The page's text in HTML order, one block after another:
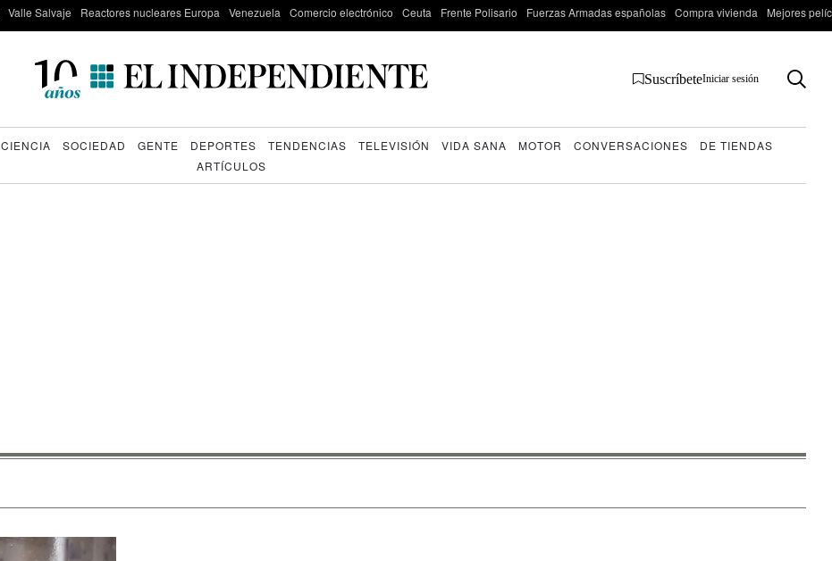
Valle Salvaje Reactores nucleares Europa Venezuela Comercio electrónico Ceuta Frente Polisario Fuerzas Armadas españolas Compra vivienda Mejores
SuscríbeteIniciar sesión
CIENCIA SOCIEDAD GENTE DEPORTES TENDENCIAS TELEVISIÓN VIDA SANA MOTOR CONVERSACIONES
DE TIENDAS
ARTÍCULOS